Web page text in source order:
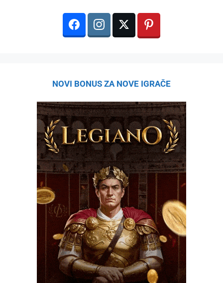
NOVI BONUS ZA NOVE IGRAČE